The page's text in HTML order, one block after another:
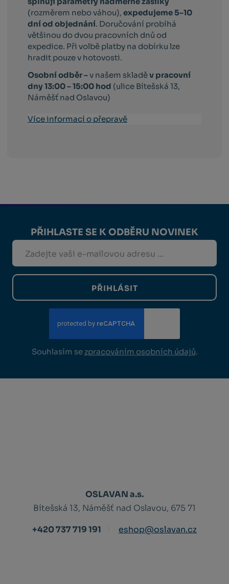
(rozměrem nebo váhou),expedujeme 5–10
dní od objednání. Doručování probíhá
většinou do dvou pracovních dnů od
expedice. Při volbě platby na dobírku lze
hradit pouze v hotovosti.
Osobní odběr –v našem skladěv pracovní
dny 13:00 – 15:00 hod (ulice Bítešská 13,
Náměšť nad Oslavou)
Více informací o přepravě
PŘIHLASTE SE K ODBĚRU NOVINEK
PŘIHLÁSIT
Souhlasím se zpracováním osobních údajů.
OSLAVAN a.s.
Bítešská 13, Náměšť nad Oslavou, 675 71
+420 737 719 191
eshop@oslavan.cz